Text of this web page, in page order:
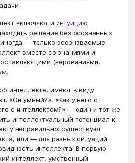
включают и интуицию
решение без осознанных
— только осознаваемые
вместе со знаниями и
(верованиями,
.
интеллекте, имеют в виду
«Он умный?», «Как у него с
с интеллектом?» — один и тот же
интеллектуальный потенциал к
неправильно: существуют
или — для разных ситуаций
интеллекта. В первую
интеллект, умственный